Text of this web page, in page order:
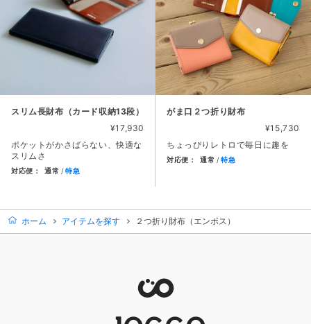
スリム長財布（カード収納13段）
¥17,930
ポケットがかさばらない、快適な
スリムさ
対応便： 通常 特急
がま口２つ折り財布
¥15,730
ちょっぴりレトロで毎日に趣を
対応便： 通常 特急
ホーム アイテムを探す ２つ折り財布（エンボス）